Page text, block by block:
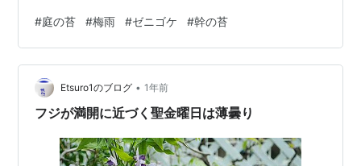
おしゃべりしているようなヤブレガサのユニークな姿♪ 破
れ傘を下からのぞいてみた写真 ーーーーー 柿の木の幹に
もきれいなグリーンの苔が生えていました。 こんな苔の
風景にちょっと癒されます♪ こちらも鮮やかなグリーンの
苔の仲間。 柿の幹に小さな小さな黄色い花を咲かせたこ
#庭の苔 #梅雨 #ゼニゴケ #幹の苔
Etsuro1のブログ • 1年前
フジが満開に近づく聖金曜日は薄曇り